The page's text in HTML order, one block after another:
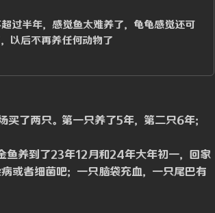
过半年，感觉鱼太难养了，龟龟感觉还可
以后不再养任何动物了
了两只。第一只养了5年，第二只6年；
鱼养到了23年12月和24年大年初一，回家
或者细菌吧；一只脑袋充血，一只尾巴有